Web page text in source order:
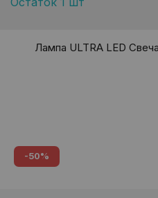
Лампа ULTRA LED
-50%